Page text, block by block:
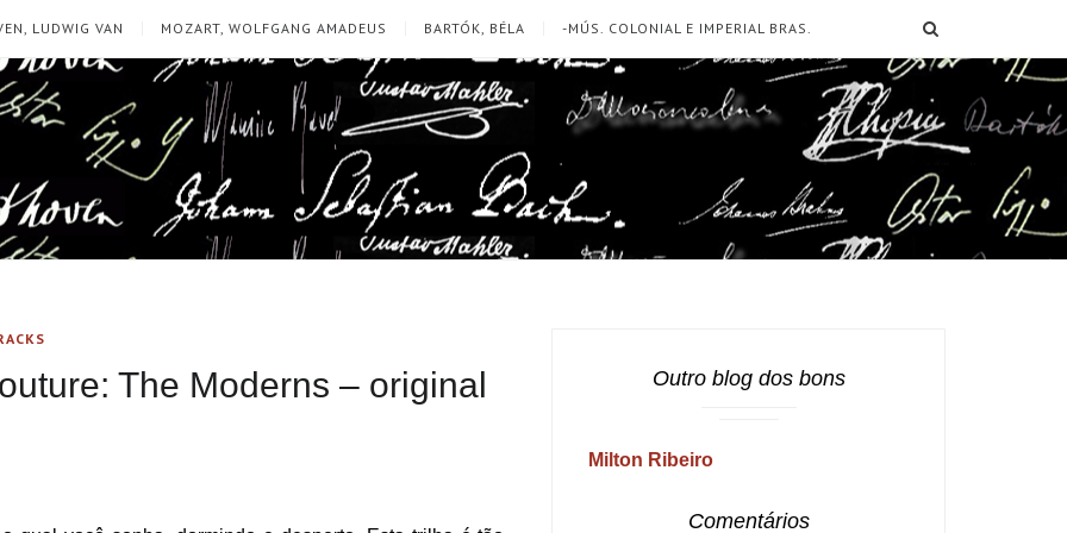
LUDWIG VAN MOZART, WOLFGANG AMADEUS BARTÓK, BÉLA -MÚS. COLONIAL E IMPERIAL BRAS.
The Moderns – original
Outro blog dos bons
Milton Ribeiro
Comentários